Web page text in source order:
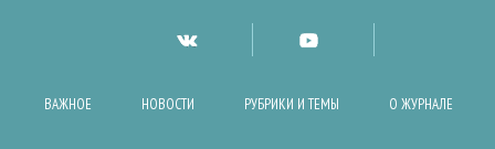
ВАЖНОЕ НОВОСТИ РУБРИКИ И ТЕМЫ О ЖУРНАЛЕ